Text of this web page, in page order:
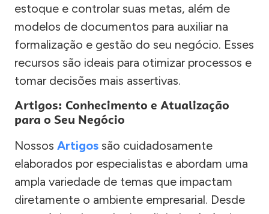
estoque e controlar suas metas, além de
modelos de documentos para auxiliar na
formalização e gestão do seu negócio. Esses
recursos são ideais para otimizar processos e
tomar decisões mais assertivas.
Artigos: Conhecimento e Atualização
para o Seu Negócio
Nossos Artigos são cuidadosamente
elaborados por especialistas e abordam uma
ampla variedade de temas que impactam
diretamente o ambiente empresarial. Desde